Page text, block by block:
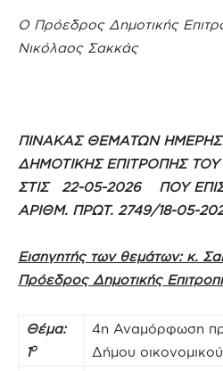
Ο Πρόεδρος Δημοτικής
Νικόλαος Σακκάς
ΠΙΝΑΚΑΣ ΘΕΜΑΤΩΝ
ΔΗΜΟΤΙΚΗΣ ΕΠΙΤΡΟΠΗΣ
ΣΤΙΣ 22-05-2026 ΠΟΥ
ΑΡΙΘΜ. ΠΡΩΤ. 2749/18-05-
Εισηγητής των θεμάτων: κ.
Πρόεδρος Δημοτικής
Θέμα:
1ο
4η Αναμόρφωση
Δήμου